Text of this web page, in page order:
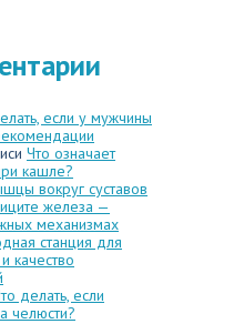
если у мужчины
Что означает
кашле?
вокруг суставов
железа —
механизмах
станция для
качество
делать, если
челюсти?